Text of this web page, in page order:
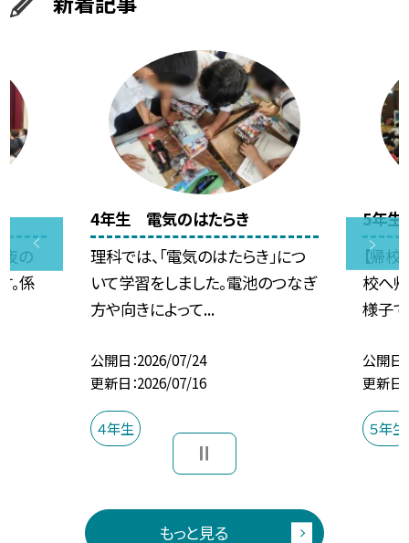
夜の
。係
4年生 電気のはたらき
理科では、「電気のはたらき」につ
いて学習をしました。電池のつなぎ
方や向きによって...
公開日 2026/07/24
更新日 2026/07/16
４年生
5年生
【帰
校へ
様子で
公開日
更新日
５年生
もっと見る